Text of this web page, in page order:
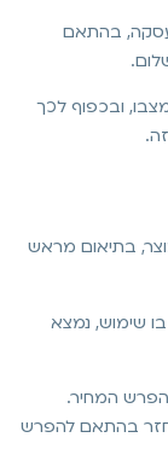
בהתאם
ובכפוף לכך
ימים מקבלת המוצר, בתיאום מראש
שימוש, נמצא
המחיר.
החזר בהתאם להפרש